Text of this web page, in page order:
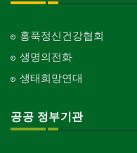
홍푹정신건강협회
생명의전화
생태희망연대
공공 정부기관